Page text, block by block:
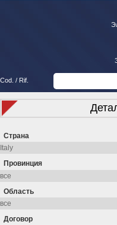
Cod. / Rif.
Страна
Провинция
Область
Договор